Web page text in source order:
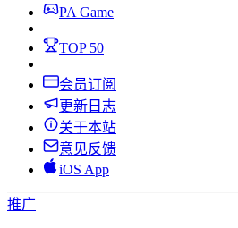
PA Game
TOP 50
会员订阅
更新日志
关于本站
意见反馈
iOS App
推广